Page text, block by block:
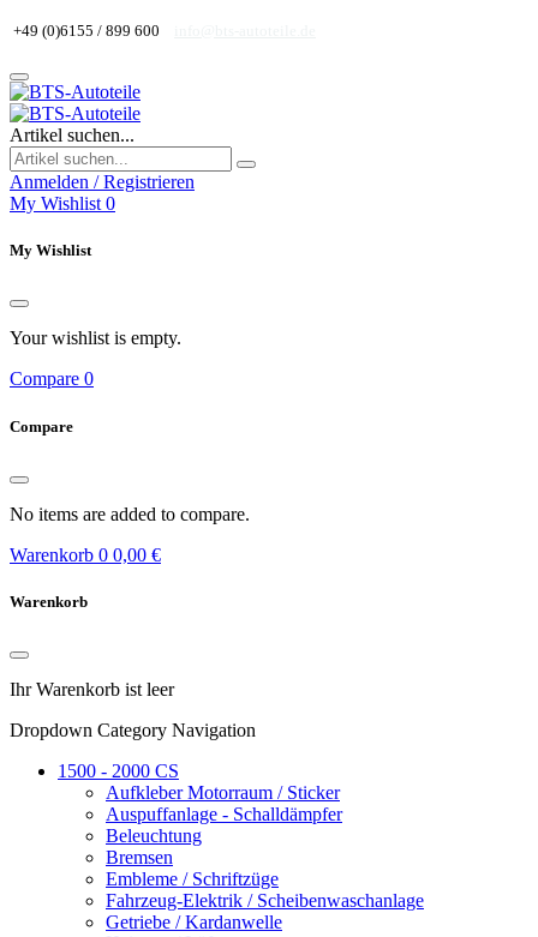
+49 (0)6155 / 899 600
Artikel suchen...
Anmelden / Registrieren
My Wishlist 0
My Wishlist
Your wishlist is empty.
Compare 0
Compare
No items are added to compare.
Warenkorb 0 0,00 €
Warenkorb
Ihr Warenkorb ist leer
Dropdown Category Navigation
1500 - 2000 CS
Aufkleber Motorraum / Sticker
Auspuffanlage - Schalldämpfer
Beleuchtung
Bremsen
Embleme / Schriftzüge
Fahrzeug-Elektrik / Scheibenwaschanlage
Getriebe / Kardanwelle